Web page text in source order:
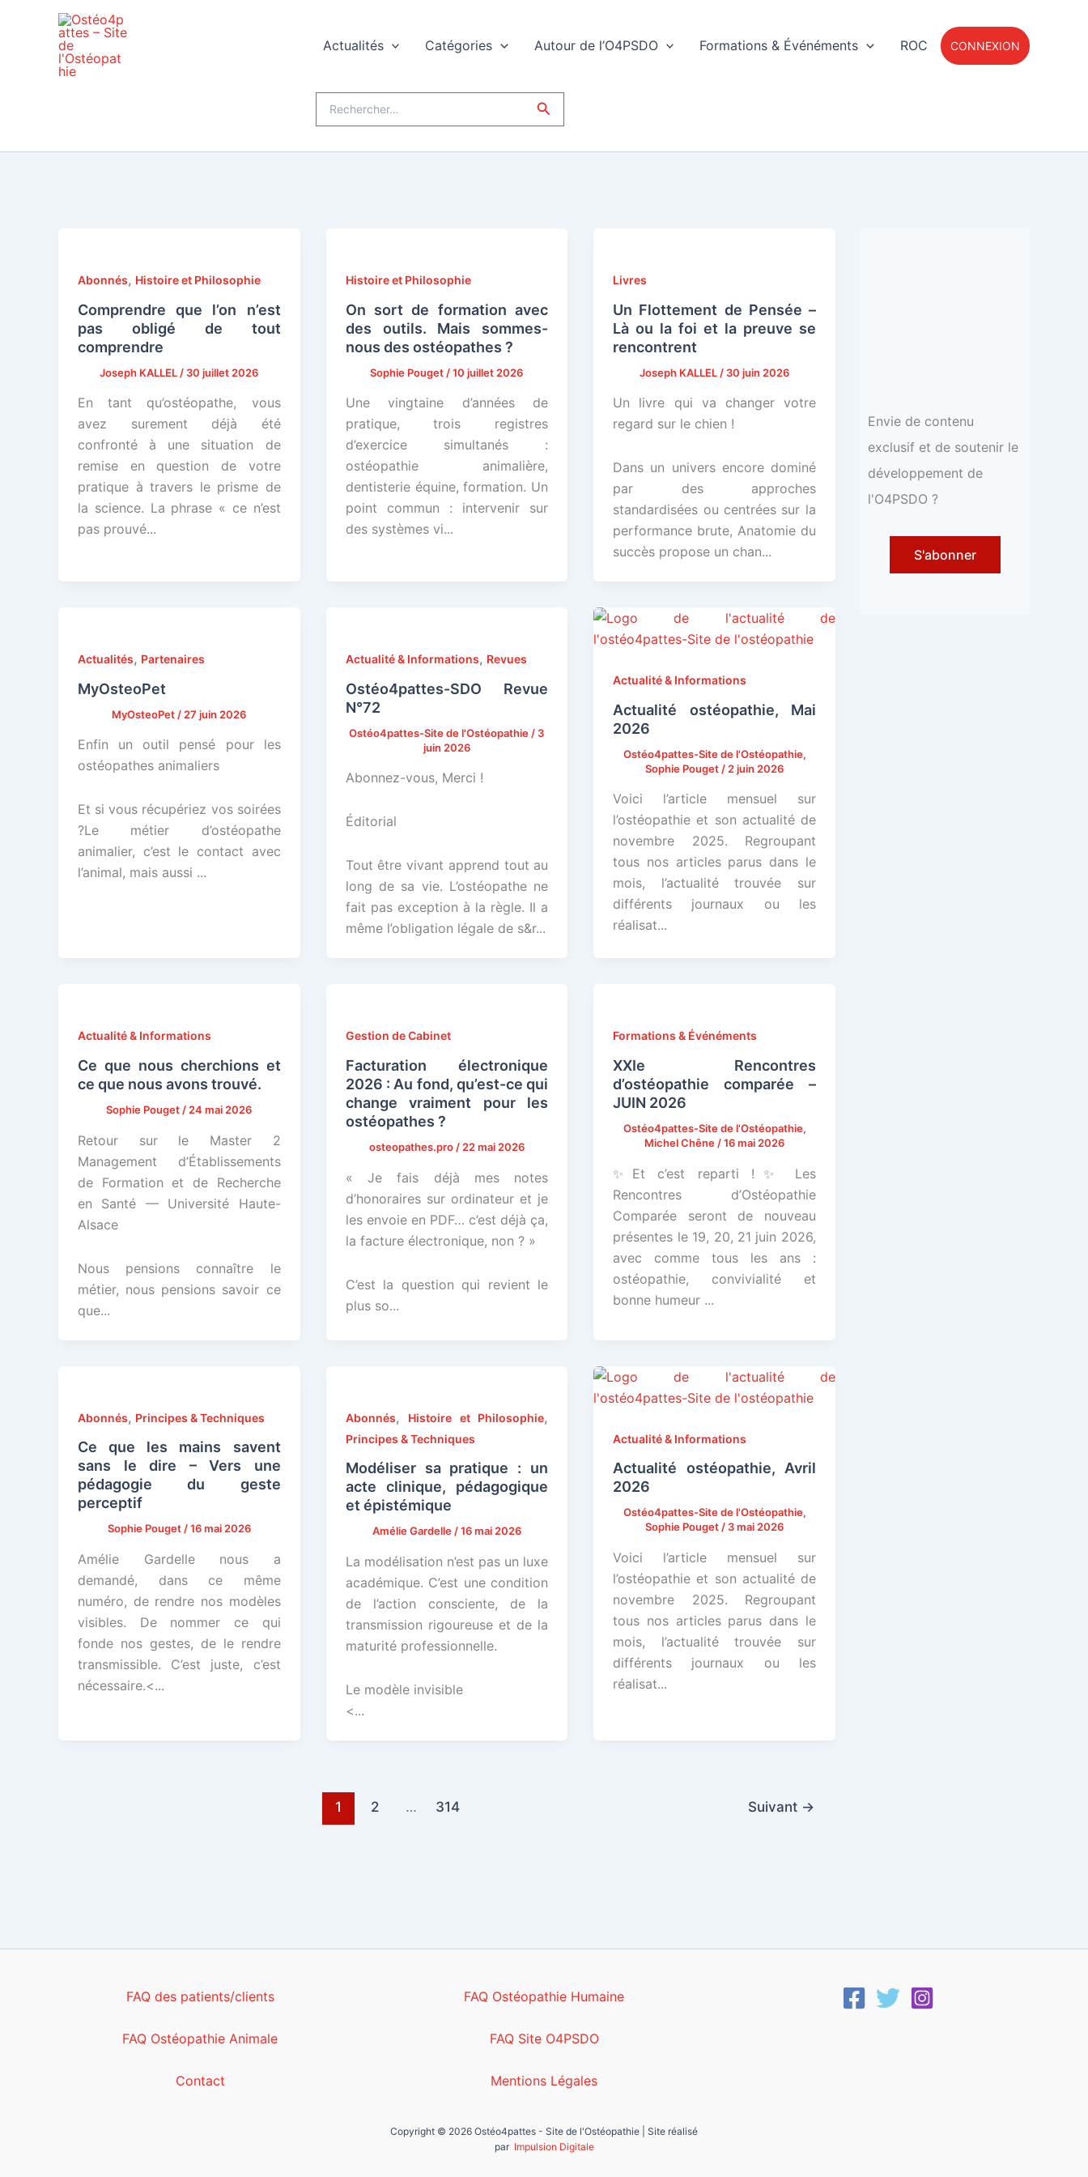
Actualités Catégories Autour de l’O4PSDO Formations & Événéments ROC CONNEXION
Rechercher
Abonnés, Histoire et Philosophie
Comprendre que l’on n’est
pas obligé de tout
comprendre
Joseph KALLEL / 30 juillet 2026
En tant qu’ostéopathe, vous
avez surement déjà été
confronté à une situation de
remise en question de votre
pratique à travers le prisme de
la science. La phrase « ce n’est
pas prouvé...
Histoire et Philosophie
On sort de formation avec
des outils. Mais sommes-
nous des ostéopathes ?
Sophie Pouget /10 juillet 2026
Une vingtaine d’années de
pratique, trois registres
d’exercice simultanés :
ostéopathie animalière,
dentisterie équine, formation. Un
point commun : intervenir sur
des systèmes vi...
Livres
Un Flottement de Pensée –
Là ou la foi et la preuve se
rencontrent
Joseph KALLEL / 30 juin 2026
Un livre qui va changer votre
regard sur le chien !
Dans un univers encore dominé
par des approches
standardisées ou centrées sur la
performance brute, Anatomie du
succès propose un chan...
Actualités, Partenaires
MyOsteoPet
MyOsteoPet / 27 juin 2026
Enfin un outil pensé pour les
ostéopathes animaliers
Et si vous récupériez vos soirées
?Le métier d’ostéopathe
animalier, c’est le contact avec
l’animal, mais aussi ...
Actualité & Informations, Revues
Ostéo4pattes-SDO Revue
N°72
Ostéo4pattes-Site de l'Ostéopathie / 3
juin 2026
Abonnez-vous, Merci !
Éditorial
Tout être vivant apprend tout au
long de sa vie. L’ostéopathe ne
fait pas exception à la règle. Il a
même l’obligation légale de s&r...
Actualité & Informations
Actualité ostéopathie, Mai
2026
Ostéo4pattes-Site de l'Ostéopathie,
Sophie Pouget / 2 juin 2026
Voici l’article mensuel sur
l’ostéopathie et son actualité de
novembre 2025. Regroupant
tous nos articles parus dans le
mois, l’actualité trouvée sur
différents journaux ou les
réalisat...
Actualité & Informations
Ce que nous cherchions et
ce que nous avons trouvé.
Sophie Pouget / 24 mai 2026
Retour sur le Master 2
Management d’Établissements
de Formation et de Recherche
en Santé — Université Haute-
Alsace
Nous pensions connaître le
métier, nous pensions savoir ce
que...
Gestion de Cabinet
Facturation électronique
2026 : Au fond, qu’est-ce qui
change vraiment pour les
ostéopathes ?
osteopathes.pro/ 22 mai 2026
« Je fais déjà mes notes
d’honoraires sur ordinateur et je
les envoie en PDF… c’est déjà ça,
la facture électronique, non ? »
C’est la question qui revient le
plus so...
Formations & Événéments
XXIe Rencontres
d’ostéopathie comparée –
JUIN 2026
Ostéo4pattes-Site de l'Ostéopathie,
Michel Chêne /16 mai 2026
✨Et c’est reparti !✨ Les
Rencontres d’Ostéopathie
Comparée seront de nouveau
présentes le 19, 20, 21 juin 2026,
avec comme tous les ans :
ostéopathie, convivialité et
bonne humeur ...
Abonnés, Principes & Techniques
Ce que les mains savent
sans le dire – Vers une
pédagogie du geste
perceptif
Sophie Pouget/16 mai 2026
Amélie Gardelle nous a
demandé, dans ce même
numéro, de rendre nos modèles
visibles. De nommer ce qui
fonde nos gestes, de le rendre
transmissible. C’est juste, c’est
nécessaire.<...
Abonnés, Histoire et Philosophie,
Principes & Techniques
Modéliser sa pratique : un
acte clinique, pédagogique
et épistémique
Amélie Gardelle/16 mai 2026
La modélisation n’est pas un luxe
académique. C’est une condition
de l’action consciente, de la
transmission rigoureuse et de la
maturité professionnelle.
Le modèle invisible
<...
Actualité & Informations
Actualité ostéopathie, Avril
2026
Ostéo4pattes-Site de l'Ostéopathie,
Sophie Pouget / 3 mai 2026
Voici l’article mensuel sur
l’ostéopathie et son actualité de
novembre 2025. Regroupant
tous nos articles parus dans le
mois, l’actualité trouvée sur
différents journaux ou les
réalisat...
1 2 … 314 Suivant →
Envie de contenu
exclusif et de soutenir le
développement de
l'O4PSDO ?
S'abonner
FAQ des patients/clients
FAQ Ostéopathie Animale
Contact
FAQ Ostéopathie Humaine
FAQ Site O4PSDO
Mentions Légales
Copyright © 2026 Ostéo4pattes - Site de l'Ostéopathie | Site réalisé
par Impulsion Digitale